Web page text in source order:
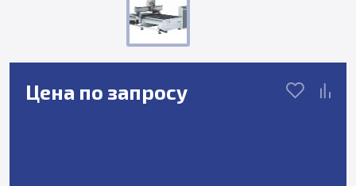
Цена по запросу